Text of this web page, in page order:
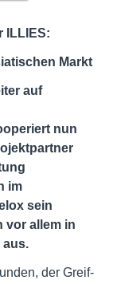
ILLIES:
Markt
auf
nun
im
sein
vor allem in
aus.
der Greif-